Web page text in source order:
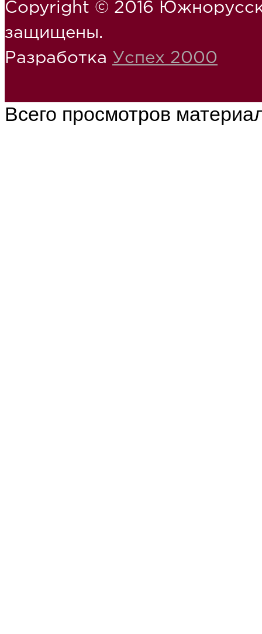
Copyright © 2016
защищены.
Разработка Успех 2000
Всего просмотров